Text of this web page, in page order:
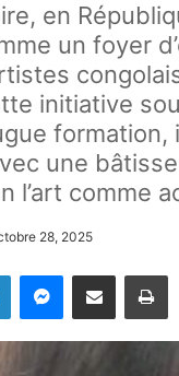
en
un foyer
initiative
une
l’art comme
28, 2025